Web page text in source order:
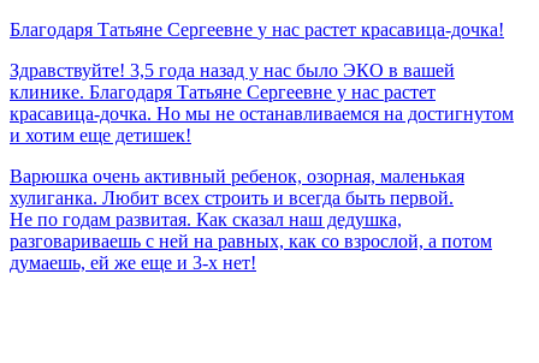
Благодаря Татьяне Сергеевне у нас растет красавица-дочка!
Здравствуйте! 3,5 года назад у нас было ЭКО в вашей
клинике. Благодаря Татьяне Сергеевне у нас растет
красавица-дочка. Но мы не останавливаемся на достигнутом
и хотим еще детишек!
Варюшка очень активный ребенок, озорная, маленькая
хулиганка. Любит всех строить и всегда быть первой.
Не по годам развитая. Как сказал наш дедушка,
разговариваешь с ней на равных, как со взрослой, а потом
думаешь, ей же еще и 3-х нет!